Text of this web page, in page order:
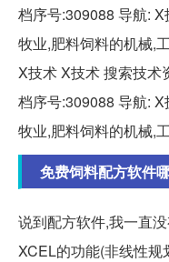
档序号:309088 导航:
牧业,肥料饲料的机械,
X技术 X技术 搜索技术
档序号:309088 导航:
牧业,肥料饲料的机械,
免费饲料配方软件
说到配方软件,我一直
XCEL的功能(非线性规